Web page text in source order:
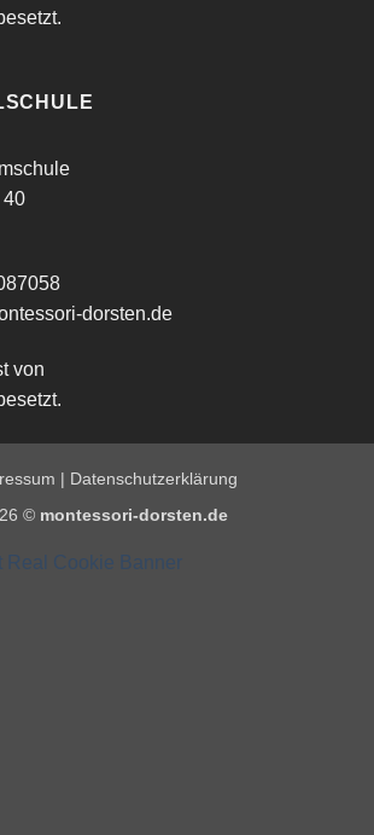
40
dorsten.de
von
| Datenschutzerklärung
© montessori-dorsten.de
Real Cookie Banner